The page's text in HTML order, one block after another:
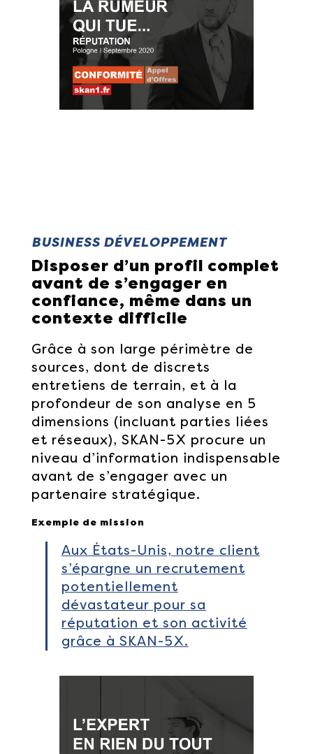
BUSINESS DÉVELOPPEMENT
Disposer d’un profil complet
avant de s’engager en
confiance, même dans un
contexte difficile
Grâce à son large périmètre de
sources, dont de discrets
entretiens de terrain, et à la
profondeur de son analyse en 5
dimensions (incluant parties liées
et réseaux), SKAN-5X procure un
niveau d’information indispensable
avant de s’engager avec un
partenaire stratégique.
Exemple de mission
Aux États-Unis, notre client
s’épargne un recrutement
potentiellement
dévastateur pour sa
réputation et son activité
grâce à SKAN-5X.